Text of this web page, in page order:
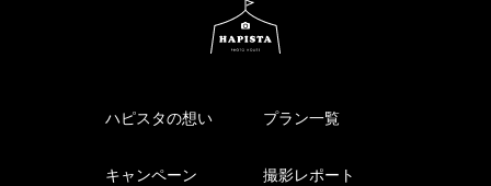
ハピスタの想い プラン一覧
キャンペーン 撮影レポート